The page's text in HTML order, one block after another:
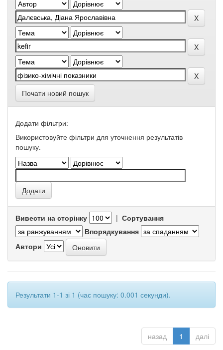
Почати новий пошук
Додати фільтри:
Використовуйте фільтри для уточнення результатів
пошуку.
Вивести на сторінку | Сортування
Впорядкування
Автори
Результати 1-1 зі 1 (час пошуку: 0.001 секунди).
назад 1 далі